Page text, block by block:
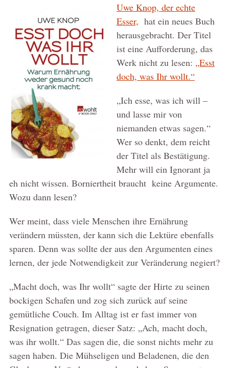
Uwe Knop, der echte
Esser, hat ein neues Buch
herausgebracht. Der Titel
ist eine Aufforderung, das
Werk nicht zu lesen: „Esst
doch, was Ihr wollt.“
„Ich esse, was ich will –
und lasse mir von
niemanden etwas sagen.“
Wer so denkt, dem reicht
der Titel als Bestätigung.
Mehr will ein Ignorant ja
eh nicht wissen. Borniertheit braucht keine Argumente.
Wozu dann lesen?
Wer meint, dass viele Menschen ihre Ernährung
verändern müssten, der kann sich die Lektüre ebenfalls
sparen. Denn was sollte der aus den Argumenten eines
lernen, der jede Notwendigkeit zur Veränderung negiert?
„Macht doch, was Ihr wollt“ sagte der Hirte zu seinen
bockigen Schafen und zog sich zurück auf seine
gemütliche Couch. Im Alltag ist er fast immer von
Resignation getragen, dieser Satz: „Ach, macht doch,
was ihr wollt.“ Das sagen die, die sonst nichts mehr zu
sagen haben. Die Mühseligen und Beladenen, die den